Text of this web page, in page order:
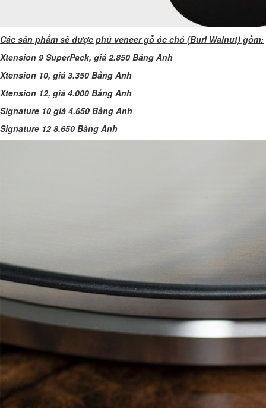
Các sản phẩm sẽ được phủ veneer gỗ óc chó (Burl Walnut) gồm:
Xtension 9 SuperPack, giá 2.850 Bảng Anh
Xtension 10, giá 3.350 Bảng Anh
Xtension 12, giá 4.000 Bảng Anh
Signature 10 giá 4.650 Bảng Anh
Signature 12 8.650 Bảng Anh